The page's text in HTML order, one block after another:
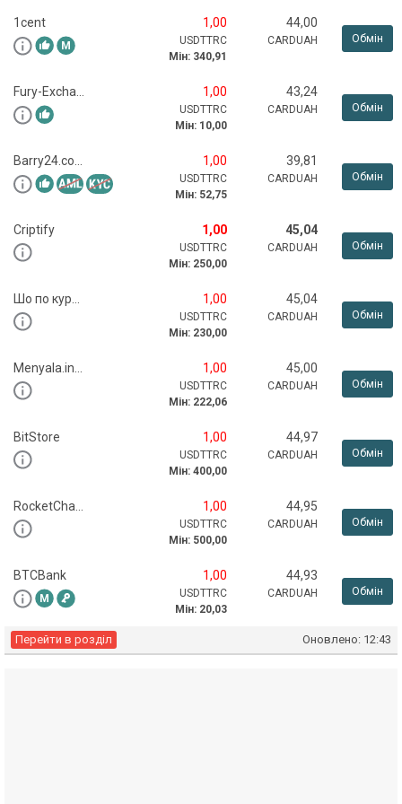
1cent 1,00
USDTTRC
Мін: 340,91
44,00
CARDUAH Обмін
1,00
USDTTRC
Мін: 10,00
43,24
CARDUAH Обмін
1,00
USDTTRC
Мін: 52,75
39,81
CARDUAH Обмін
Criptify 1,00
USDTTRC
Мін: 250,00
45,04
CARDUAH Обмін
1,00
USDTTRC
Мін: 230,00
45,04
CARDUAH Обмін
1,00
USDTTRC
Мін: 222,06
45,00
CARDUAH Обмін
BitStore 1,00
USDTTRC
Мін: 400,00
44,97
CARDUAH Обмін
1,00
USDTTRC
Мін: 500,00
44,95
CARDUAH Обмін
BTCBank 1,00
USDTTRC
Мін: 20,03
44,93
CARDUAH Обмін
Перейти в розділ Оновлено: 12:43